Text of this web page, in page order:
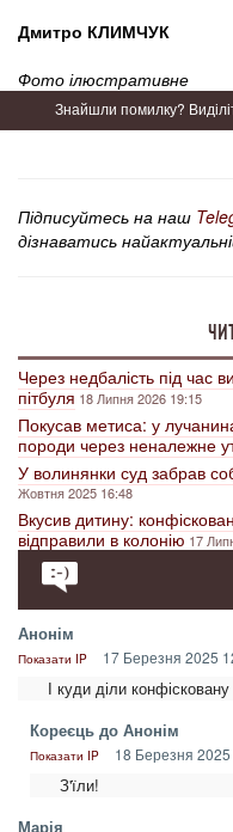
Дмитро КЛИМЧУК
Фото ілюстративне
Знайшли помилку?
Підписуйтесь на наш
дізнаватись
Через недбалість під час
пітбуля 18 Липня 2026 19:15
Покусав метиса: у
породи через неналежне
У волинянки суд забрав
Жовтня 2025 16:48
Вкусив дитину:
відправили в колонію 17
Анонім
Показати IP 17 Березня 2025
І куди діли конфісковану
Кореєць до Анонім
Показати IP 18 Березня 2025
З'їли!
Марія